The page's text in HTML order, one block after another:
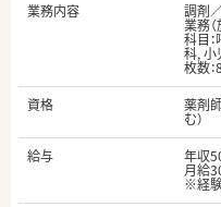
業務内容
調剤
業務（
科目
科, 小
枚数
資格
薬剤
む）
給与
年収
月給
※経